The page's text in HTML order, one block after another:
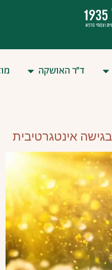
ד״ר האושקה
אינטגרטיבית